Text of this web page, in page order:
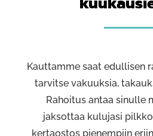
Kauttamme saat edullisen
tarvitse vakuuksia,
Rahoitus antaa sinulle
jaksottaa kulujasi
kertaostos pienempiin